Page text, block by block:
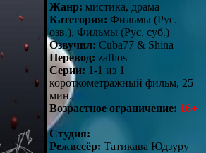
Жанр: мистика, драма
Категория: Фильмы (Рус.
озв.), Фильмы (Рус. суб.)
Озвучил: Cuba77 & Shina
Перевод: zafhos
Серии: 1-1 из 1
короткометражный фильм, 25
мин.
Возрастное ограничение: 16+
Студия:
Режиссёр: Татикава Юдзуру